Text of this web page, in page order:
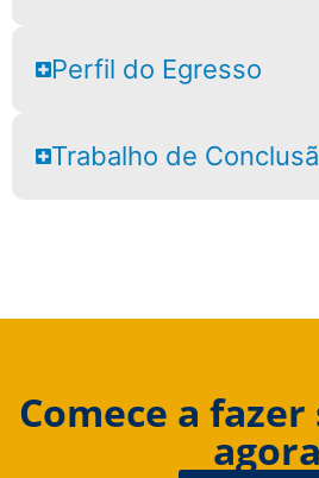
Perfil do Egresso
Trabalho de
Comece a
agora